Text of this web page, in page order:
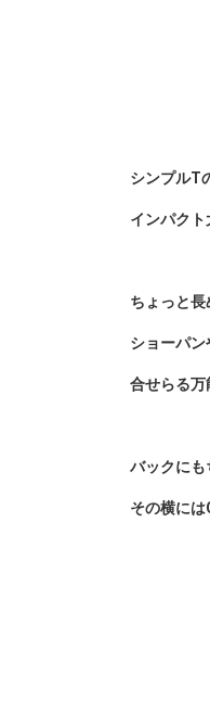
シンプルT
インパク
ちょっと
ショーパ
合せらる
バックにも
その横に